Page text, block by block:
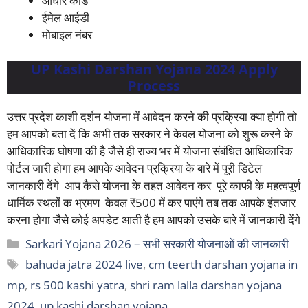
ईमेल आईडी
मोबाइल नंबर
UP Kashi Darshan Yojana 2024 Apply
Process
उत्तर प्रदेश काशी दर्शन योजना में आवेदन करने की प्रक्रिया क्या होगी तो
हम आपको बता दें कि अभी तक सरकार ने केवल योजना को शुरू करने के
आधिकारिक घोषणा की है जैसे ही राज्य भर में योजना संबंधित आधिकारिक
पोर्टल जारी होगा हम आपके आवेदन प्रक्रिया के बारे में पूरी डिटेल
जानकारी देंगे आप कैसे योजना के तहत आवेदन कर पूरे काफी के महत्वपूर्ण
धार्मिक स्थलों क भ्रमण केवल ₹500 में कर पाएंगे तब तक आपके इंतजार
करना होगा जैसे कोई अपडेट आती है हम आपको उसके बारे में जानकारी देंगे
Categories
Sarkari Yojana 2026 – सभी सरकारी योजनाओं की जानकारी
Tags
bahuda jatra 2024 live, cm teerth darshan yojana in
mp, rs 500 kashi yatra, shri ram lalla darshan yojana